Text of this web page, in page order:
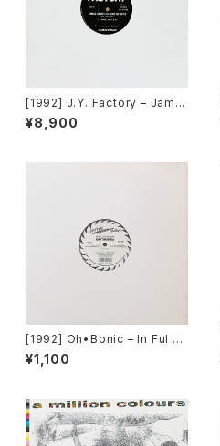
[1992] J.Y. Factory – Jame
s Brown Is Dead Or Alive
[Avex Trax]
¥8,900
[1992] Oh•Bonic – In Ful EF
X [Cutting Techno]
¥1,100